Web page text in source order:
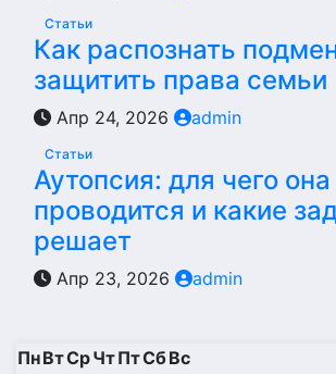
Статьи
Как распознать
защитить права семьи
Апр 24, 2026 admin
Статьи
Аутопсия: для чего она
проводится и какие
решает
Апр 23, 2026 admin
ПнВтСрЧтПтСбВс